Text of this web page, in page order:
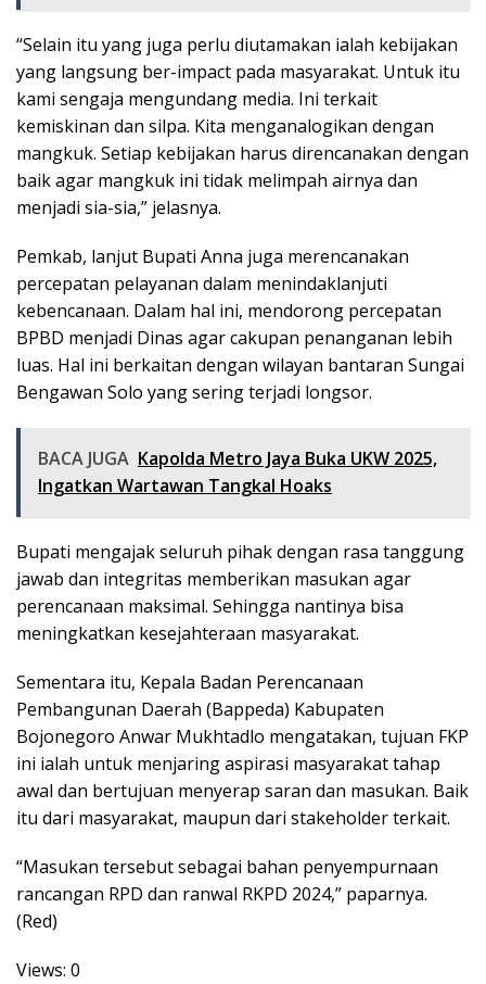
“Selain itu yang juga perlu diutamakan ialah kebijakan
yang langsung ber-impact pada masyarakat. Untuk itu
kami sengaja mengundang media. Ini terkait
kemiskinan dan silpa. Kita menganalogikan dengan
mangkuk. Setiap kebijakan harus direncanakan dengan
baik agar mangkuk ini tidak melimpah airnya dan
menjadi sia-sia,” jelasnya.
Pemkab, lanjut Bupati Anna juga merencanakan
percepatan pelayanan dalam menindaklanjuti
kebencanaan. Dalam hal ini, mendorong percepatan
BPBD menjadi Dinas agar cakupan penanganan lebih
luas. Hal ini berkaitan dengan wilayan bantaran Sungai
Bengawan Solo yang sering terjadi longsor.
BACA JUGA Kapolda Metro Jaya Buka UKW 2025,
Ingatkan Wartawan Tangkal Hoaks
Bupati mengajak seluruh pihak dengan rasa tanggung
jawab dan integritas memberikan masukan agar
perencanaan maksimal. Sehingga nantinya bisa
meningkatkan kesejahteraan masyarakat.
Sementara itu, Kepala Badan Perencanaan
Pembangunan Daerah (Bappeda) Kabupaten
Bojonegoro Anwar Mukhtadlo mengatakan, tujuan FKP
ini ialah untuk menjaring aspirasi masyarakat tahap
awal dan bertujuan menyerap saran dan masukan. Baik
itu dari masyarakat, maupun dari stakeholder terkait.
“Masukan tersebut sebagai bahan penyempurnaan
rancangan RPD dan ranwal RKPD 2024,” paparnya.
(Red)
Views: 0